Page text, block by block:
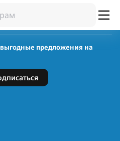
предложения на